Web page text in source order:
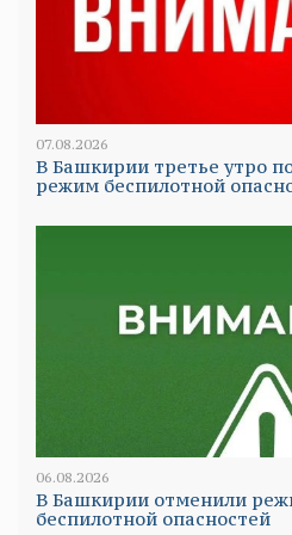
07.08.2026
В Башкирии третье утро
режим беспилотной
06.08.2026
В Башкирии отменили
беспилотной опасностей